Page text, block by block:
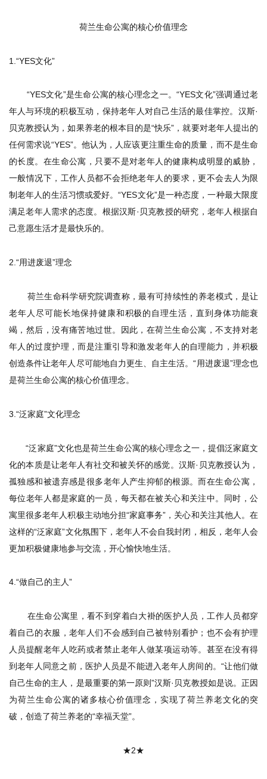
荷兰生命公寓的核心价值理念
1.“YES文化”
“YES文化”是生命公寓的核心理念之一。“YES文化”强调通过老
年人与环境的积极互动，保持老年人对自己生活的最佳掌控。汉斯·
贝克教授认为，如果养老的根本目的是“快乐”，就要对老年人提出的
任何需求说“YES”。他认为，人应该更注重生命的质量，而不是生命
的长度。在生命公寓，只要不是对老年人的健康构成明显的威胁，
一般情况下，工作人员都不会拒绝老年人的要求，更不会去人为限
制老年人的生活习惯或爱好。“YES文化”是一种态度，一种最大限度
满足老年人需求的态度。根据汉斯·贝克教授的研究，老年人根据自
己意愿生活才是最快乐的。
2.“用进废退”理念
荷兰生命科学研究院调查称，最有可持续性的养老模式，是让
老年人尽可能长地保持健康和积极的自理生活，直到身体功能衰
竭，然后，没有痛苦地过世。因此，在荷兰生命公寓，不支持对老
年人的过度护理，而是注重引导和激发老年人的自理能力，并积极
创造条件让老年人尽可能地自力更生、自主生活。“用进废退”理念也
是荷兰生命公寓的核心价值理念。
3. “泛家庭”文化理念
“泛家庭”文化也是荷兰生命公寓的核心理念之一，提倡泛家庭文
化的本质是让老年人有社交和被关怀的感觉。汉斯·贝克教授认为，
孤独感和被遗弃感是很多老年人产生抑郁的根源。而在生命公寓，
每位老年人都是家庭的一员，每天都在被关心和关注中。同时，公
寓里很多老年人积极主动地分担“家庭事务”，关心和关注其他人。在
这样的“泛家庭”文化氛围下，老年人不会自我封闭，相反，老年人会
更加积极健康地参与交流，开心愉快地生活。
4.“做自己的主人”
在生命公寓里，看不到穿着白大褂的医护人员，工作人员都穿
着自己的衣服，老年人们不会感到自己被特别看护；也不会有护理
人员提醒老年人吃药或者禁止老年人做某项运动等。甚至在没有得
到老年人同意之前，医护人员是不能进入老年人房间的。“让他们做
自己生命的主人，是最重要的第一原则”汉斯·贝克教授如是说。正因
为荷兰生命公寓的诸多核心价值理念，实现了荷兰养老文化的突
破，创造了荷兰养老的“幸福天堂”。
★2★